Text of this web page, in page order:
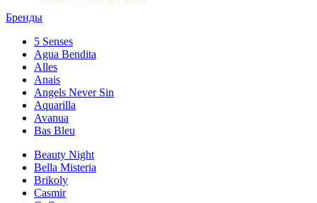
Бренды
5 Senses
Agua Bendita
Alles
Anais
Angels Never Sin
Aquarilla
Avanua
Bas Bleu
Beauty Night
Bella Misteria
Brikoly
Casmir